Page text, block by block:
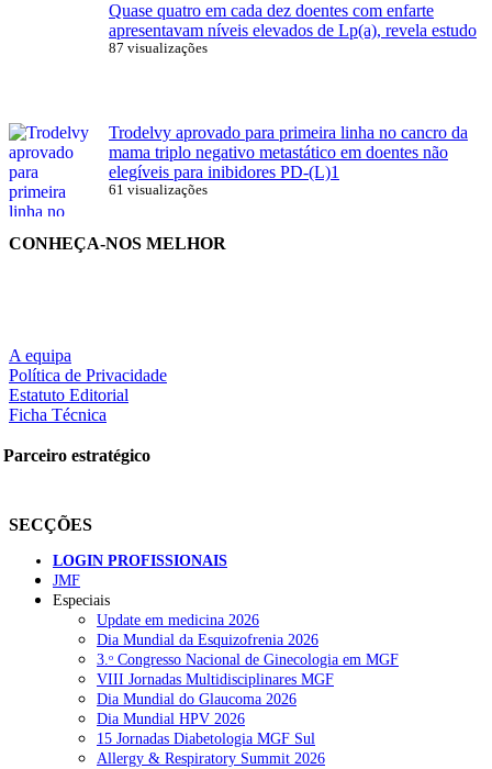
Quase quatro em cada dez doentes com enfarte
apresentavam níveis elevados de Lp(a), revela estudo
87 visualizações
Trodelvy aprovado para primeira linha no cancro da
mama triplo negativo metastático em doentes não
elegíveis para inibidores PD-(L)1
61 visualizações
CONHEÇA-NOS MELHOR
A equipa
Política de Privacidade
Estatuto Editorial
Ficha Técnica
Parceiro estratégico
SECÇÕES
LOGIN PROFISSIONAIS
JMF
Especiais
Update em medicina 2026
Dia Mundial da Esquizofrenia 2026
3.ᵒ Congresso Nacional de Ginecologia em MGF
VIII Jornadas Multidisciplinares MGF
Dia Mundial do Glaucoma 2026
Dia Mundial HPV 2026
15 Jornadas Diabetologia MGF Sul
Allergy & Respiratory Summit 2026